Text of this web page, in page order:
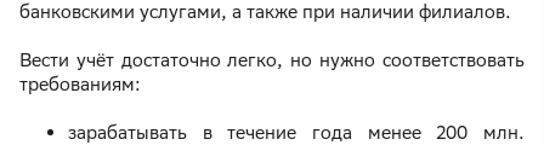
банковскими услугами, а также при наличии филиалов.
Вести учёт достаточно легко, но нужно соответствовать
требованиям:
зарабатывать в течение года менее 200 млн.